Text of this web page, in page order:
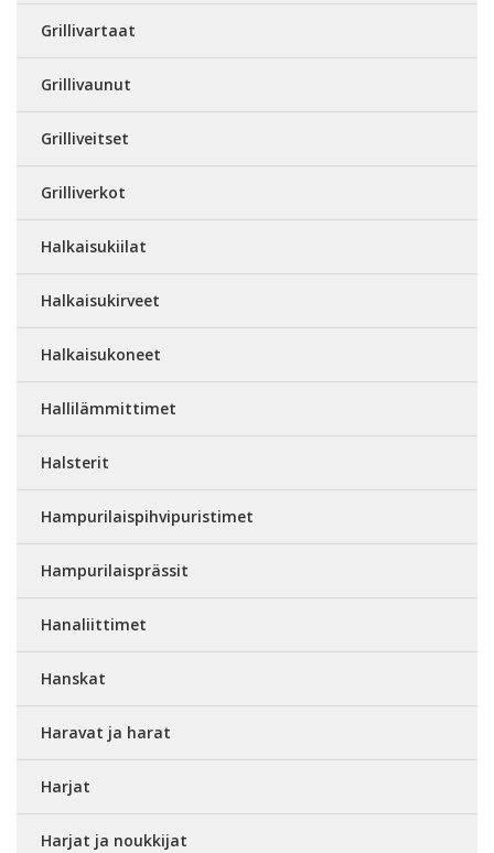
Grillivartaat
Grillivaunut
Grilliveitset
Grilliverkot
Halkaisukiilat
Halkaisukirveet
Halkaisukoneet
Hallilämmittimet
Halsterit
Hampurilaispihvipuristimet
Hampurilaisprässit
Hanaliittimet
Hanskat
Haravat ja harat
Harjat
Harjat ja noukkijat